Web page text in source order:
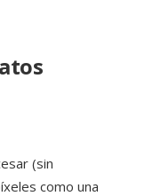
(sin
como una